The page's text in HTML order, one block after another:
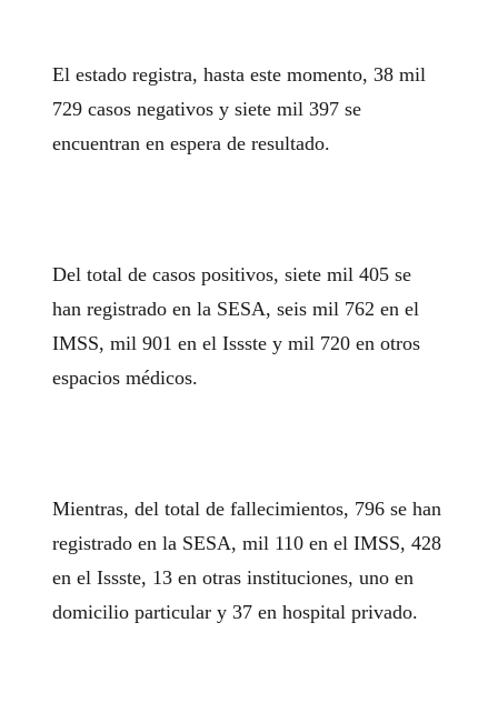
El estado registra, hasta este momento, 38 mil
729 casos negativos y siete mil 397 se
encuentran en espera de resultado.
Del total de casos positivos, siete mil 405 se
han registrado en la SESA, seis mil 762 en el
IMSS, mil 901 en el Issste y mil 720 en otros
espacios médicos.
Mientras, del total de fallecimientos, 796 se han
registrado en la SESA, mil 110 en el IMSS, 428
en el Issste, 13 en otras instituciones, uno en
domicilio particular y 37 en hospital privado.